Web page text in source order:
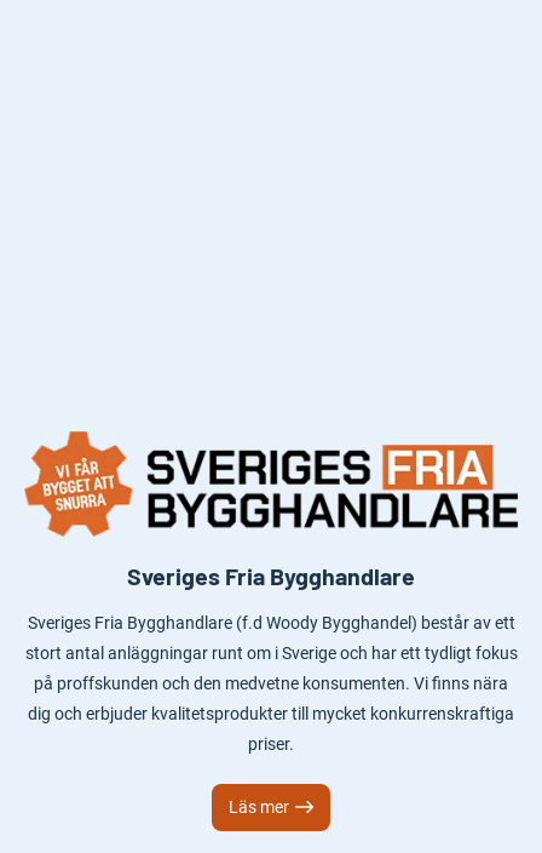
Sveriges Fria Bygghandlare
Sveriges Fria Bygghandlare (f.d Woody Bygghandel) består av ett
stort antal anläggningar runt om i Sverige och har ett tydligt fokus
på proffskunden och den medvetne konsumenten. Vi finns nära
dig och erbjuder kvalitetsprodukter till mycket konkurrenskraftiga
priser.
Läs mer